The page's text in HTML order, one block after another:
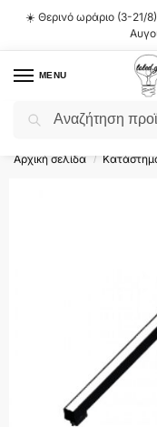
☀️ Θερινό ωράριο (3-21/
MENU
Flash Sale ⚡ 10%
Αρχική σελίδα /